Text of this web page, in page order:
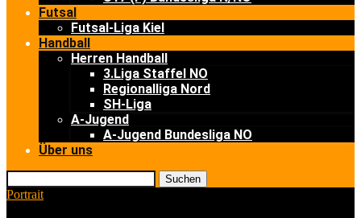
Futsal
Futsal-Liga Kiel
Handball
Herren Handball
3.Liga Staffel NO
Regionalliga Nord
SH-Liga
A-Jugend
A-Jugend Bundesliga NO
Über uns
Suchen
Portrait